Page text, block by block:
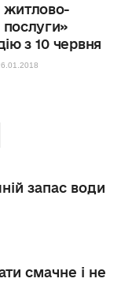
житлово-
послуги»
з 10 червня
запас води
смачне і не